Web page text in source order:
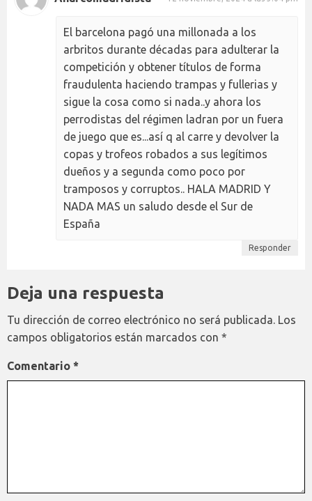
El barcelona pagó una millonada a los
arbritos durante décadas para adulterar la
competición y obtener títulos de forma
fraudulenta haciendo trampas y fullerias y
sigue la cosa como si nada..y ahora los
perrodistas del régimen ladran por un fuera
de juego que es...así q al carre y devolver la
copas y trofeos robados a sus legítimos
dueños y a segunda como poco por
tramposos y corruptos.. HALA MADRID Y
NADA MAS un saludo desde el Sur de
España
Responder
Deja una respuesta
Tu dirección de correo electrónico no será publicada. Los
campos obligatorios están marcados con *
Comentario *